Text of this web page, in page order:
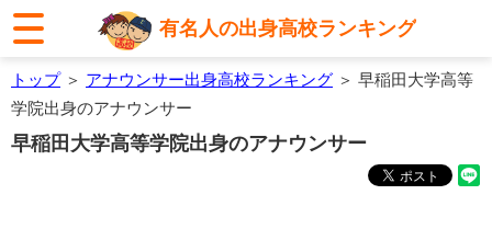
有名人の出身高校ランキング
トップ＞ アナウンサー出身高校ランキング ＞ 早稲田大学高等
学院出身のアナウンサー
早稲田大学高等学院出身のアナウンサー